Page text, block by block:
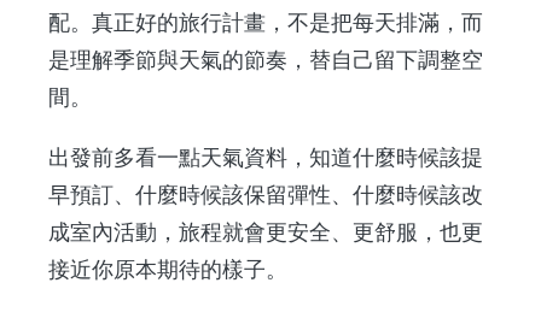
配。真正好的旅行計畫，不是把每天排滿，而
是理解季節與天氣的節奏，替自己留下調整空
間。
出發前多看一點天氣資料，知道什麼時候該提
早預訂、什麼時候該保留彈性、什麼時候該改
成室內活動，旅程就會更安全、更舒服，也更
接近你原本期待的樣子。